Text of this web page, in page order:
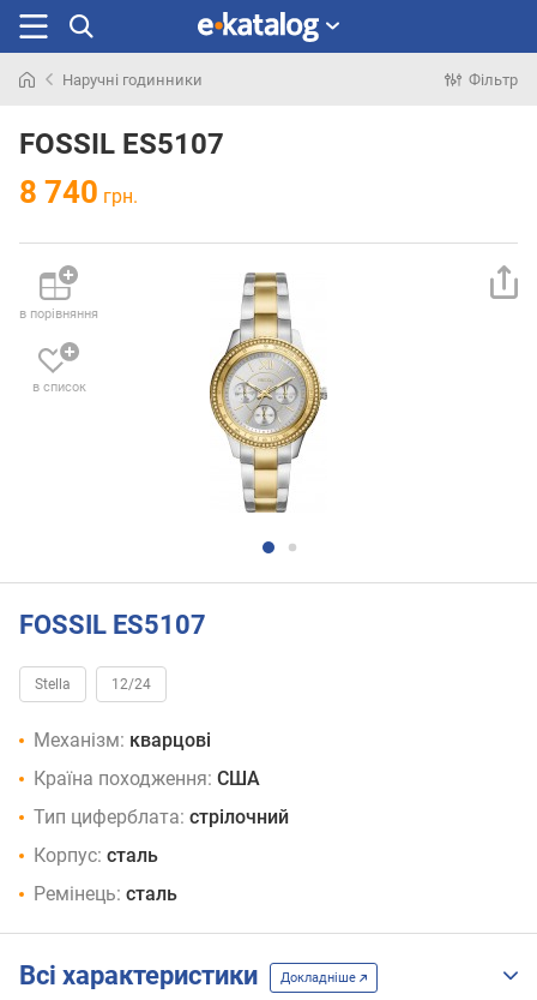
раніше
Наручні годинники Фільтр
FOSSIL ES5107
8 740 грн.
в порівняння
в список
FOSSIL ES5107
Stella 12/24
Механізм: кварцові
Країна походження: США
Тип циферблата: стрілочний
Корпус: сталь
Ремінець: сталь
Всі характеристики Докладніше